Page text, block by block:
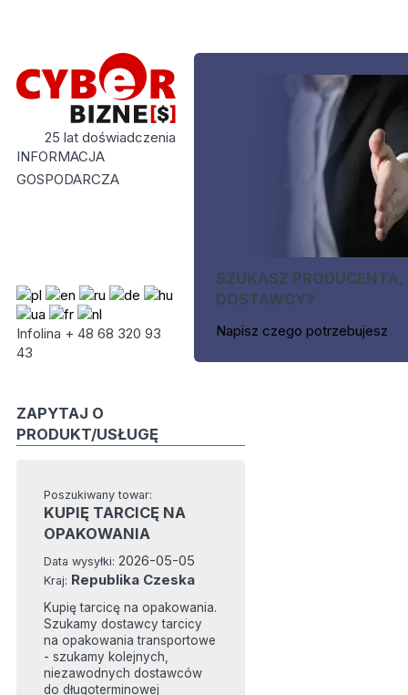
25 lat doświadczenia
INFORMACJA
GOSPODARCZA
Infolina + 48 68 320 93
43
SZUKASZ PRODUCENTA,
DOSTAWCY?
Napisz czego potrzebujesz
ZAPYTAJ O
PRODUKT/USŁUGĘ
Poszukiwany towar:
KUPIĘ TARCICĘ NA
OPAKOWANIA
Data wysyłki: 2026-05-05
Kraj: Republika Czeska
Kupię tarcicę na opakowania.
Szukamy dostawcy tarcicy
na opakowania transportowe
- szukamy kolejnych,
niezawodnych dostawców
do długoterminowej